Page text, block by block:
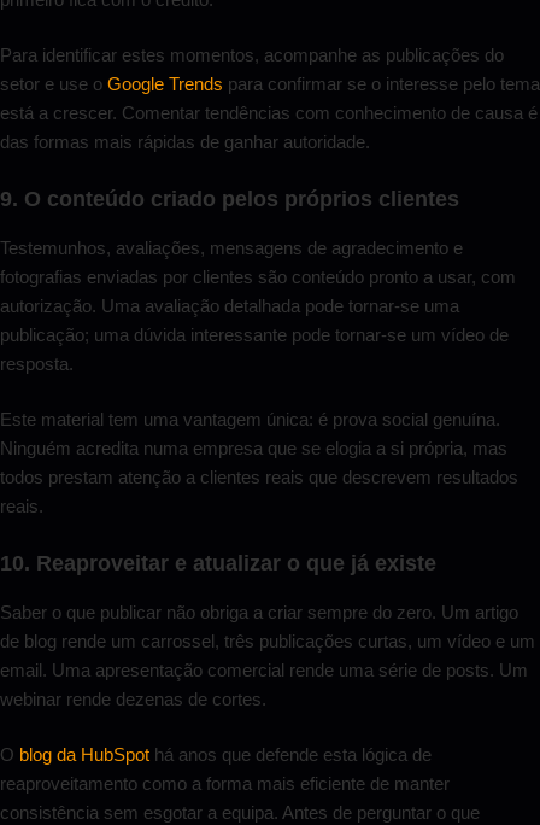
Para identificar estes momentos, acompanhe as publicações do
setor e use o Google Trends para confirmar se o interesse pelo tema
está a crescer. Comentar tendências com conhecimento de causa é
das formas mais rápidas de ganhar autoridade.
9. O conteúdo criado pelos próprios clientes
Testemunhos, avaliações, mensagens de agradecimento e
fotografias enviadas por clientes são conteúdo pronto a usar, com
autorização. Uma avaliação detalhada pode tornar-se uma
publicação; uma dúvida interessante pode tornar-se um vídeo de
resposta.
Este material tem uma vantagem única: é prova social genuína.
Ninguém acredita numa empresa que se elogia a si própria, mas
todos prestam atenção a clientes reais que descrevem resultados
reais.
10. Reaproveitar e atualizar o que já existe
Saber o que publicar não obriga a criar sempre do zero. Um artigo
de blog rende um carrossel, três publicações curtas, um vídeo e um
email. Uma apresentação comercial rende uma série de posts. Um
webinar rende dezenas de cortes.
O blog da HubSpot há anos que defende esta lógica de
reaproveitamento como a forma mais eficiente de manter
consistência sem esgotar a equipa. Antes de perguntar o que